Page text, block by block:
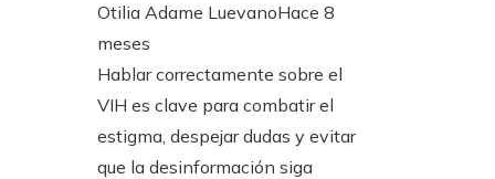
Otilia Adame LuevanoHace 8
meses
Hablar correctamente sobre el
VIH es clave para combatir el
estigma, despejar dudas y evitar
que la desinformación siga